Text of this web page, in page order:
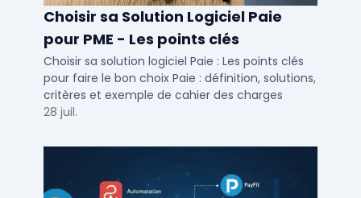
Choisir sa Solution Logiciel Paie
pour PME - Les points clés
Choisir sa solution logiciel Paie : Les points clés
pour faire le bon choix Paie : définition, solutions,
critères et exemple de cahier des charges
28 juil.